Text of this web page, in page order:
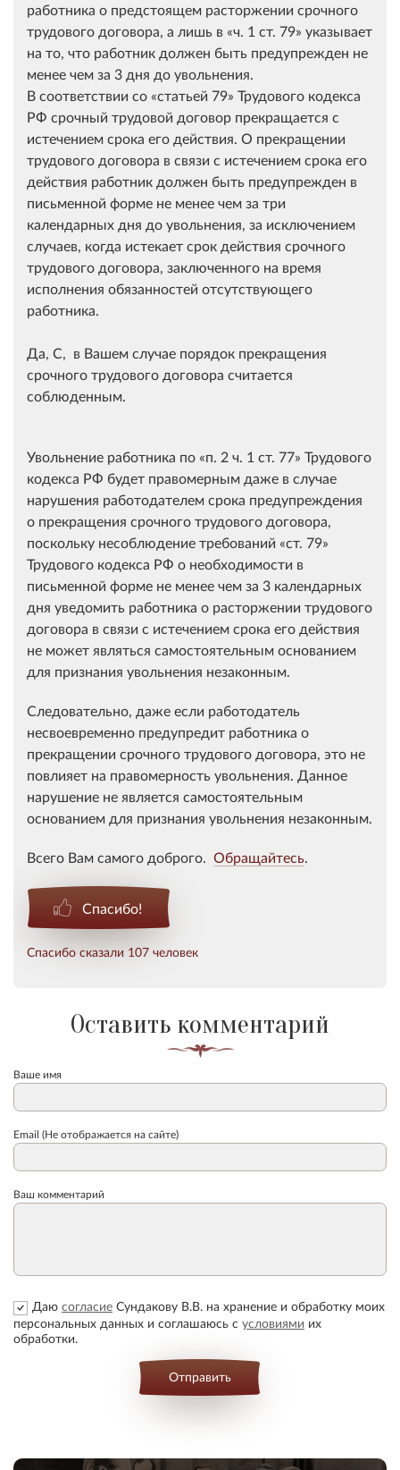
работника о предстоящем расторжении срочного
трудового договора, а лишь в ч. 1 ст. 79 указывает
на то, что работник должен быть предупрежден не
менее чем за 3 дня до увольнения.
В соответствии со статьей 79 Трудового кодекса
РФ срочный трудовой договор прекращается с
истечением срока его действия. О прекращении
трудового договора в связи с истечением срока его
действия работник должен быть предупрежден в
письменной форме не менее чем за три
календарных дня до увольнения, за исключением
случаев, когда истекает срок действия срочного
трудового договора, заключенного на время
исполнения обязанностей отсутствующего
работника.
Да, С, в Вашем случае порядок прекращения
срочного трудового договора считается
соблюденным.
Увольнение работника по п. 2 ч. 1 ст. 77 Трудового
кодекса РФ будет правомерным даже в случае
нарушения работодателем срока предупреждения
о прекращения срочного трудового договора,
поскольку несоблюдение требований
ст. 79
Трудового кодекса РФ о необходимости в
письменной форме не менее чем за 3 календарных
дня уведомить работника о расторжении трудового
договора в связи с истечением срока его действия
не может являться самостоятельным основанием
для признания увольнения незаконным.
Следовательно, даже если работодатель
несвоевременно предупредит работника о
прекращении срочного трудового договора, это не
повлияет на правомерность увольнения. Данное
нарушение не является самостоятельным
основанием для признания увольнения незаконным.
Всего Вам самого доброго. Обращайтесь.
Спасибо!
Спасибо сказали 107 человек
Оставить комментарий
Ваше имя
Email (Не отображается на сайте)
Ваш комментарий
Даю согласие Сундакову В.В. на хранение и обработку моих
персональных данных и соглашаюсь с условиями их
обработки.
Отправить